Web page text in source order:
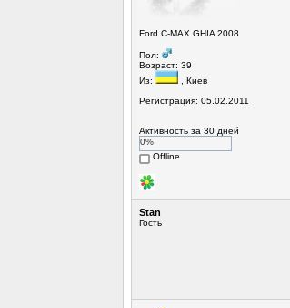
Ford C-MAX GHIA 2008
Пол:
Возраст: 39
Из:
, Киев
Регистрация: 05.02.2011
Активность за 30 дней
0%
Offline
Stan
Гость